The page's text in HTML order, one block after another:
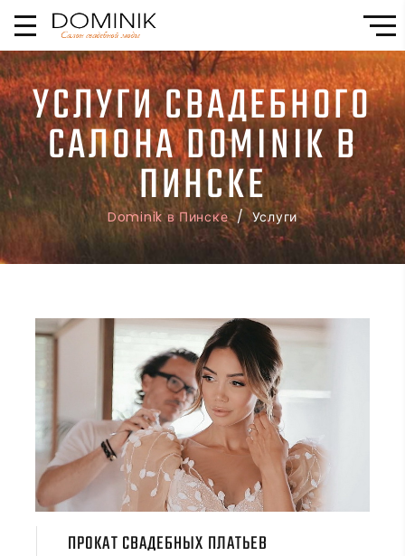
УСЛУГИ СВАДЕБНОГО
САЛОНА DOMINIK В
ПИНСКЕ
Dominik в Пинске/ Услуги
ПРОКАТ СВАДЕБНЫХ ПЛАТЬЕВ